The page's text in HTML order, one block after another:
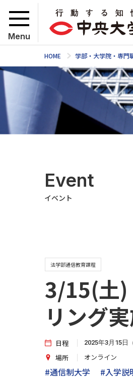
Menu
HOME 学部・大学院・専門
Event
イベント
法学部通信教育課程
3/15(土)
リング実
日程 2025年3月15日
場所 オンライン
#通信制大学 #入学説